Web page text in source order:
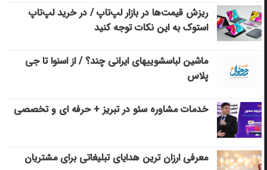
ریزش قیمت‌ها در بازار لپ‌تاپ / در خرید لپ‌تاپ
استوک به این نکات توجه کنید
ماشین لباسشویی‎های ایرانی چند؟ / از اسنوا تا جی
پلاس
خدمات مشاوره سئو در تبریز + حرفه ای و تخصصی
معرفی ارزان ترین هدایای تبلیغاتی برای مشتریان